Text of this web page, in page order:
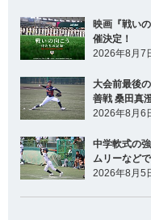
映画『戦い
催決定！
2026年8月7
大会前最後
善戦 桑田真
2026年8月6
中学軟式の
ムリーなど
2026年8月5